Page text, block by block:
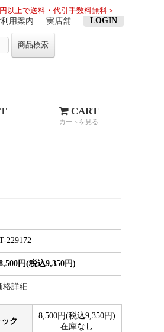
以上で送料・代引手数料無料＞
用案内 実店舗 LOGIN
商品検索
CART
カートを見る
229172
円(税込9,350円)
格詳細
ク
8,500円(税込9,350円)
在庫なし